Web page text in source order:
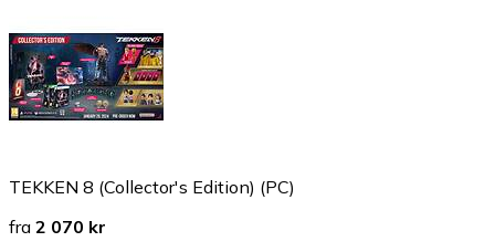
TEKKEN 8 (Collector's Edition) (PC)
fra 2 070 kr